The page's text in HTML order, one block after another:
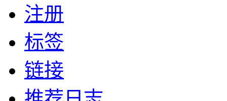
注册
标签
链接